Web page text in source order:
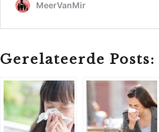
Gerelateerde Posts: